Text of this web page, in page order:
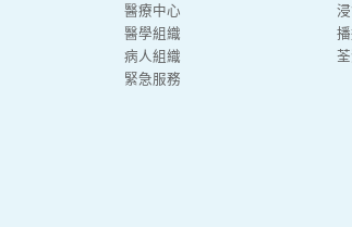
醫療中心
醫學組織
病人組織
緊急服務